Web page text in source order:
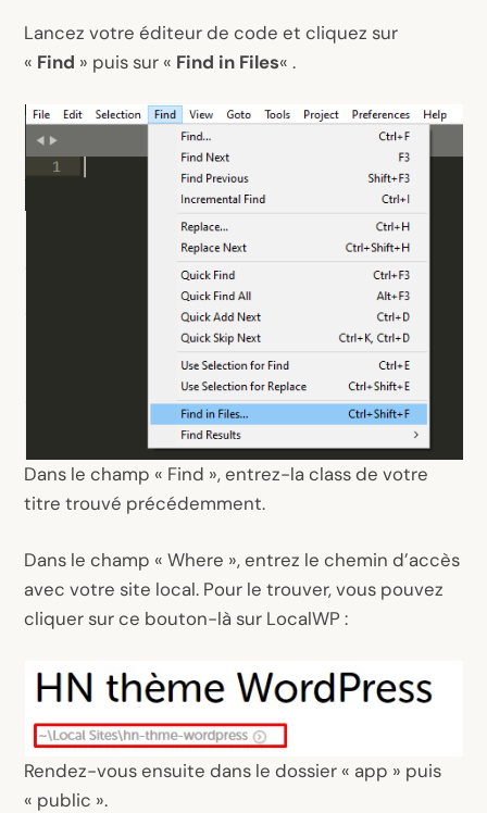
Lancez votre éditeur de code et cliquez sur
« Find » puis sur « Find in Files« .
Dans le champ « Find », entrez-laclassde votre
titre trouvé précédemment.
Dans le champ « Where », entrez le chemin d’accès
avec votre site local. Pour le trouver, vous pouvez
cliquer sur ce bouton-là sur LocalWP :
Rendez-vous ensuite dans le dossier « app » puis
« public ».